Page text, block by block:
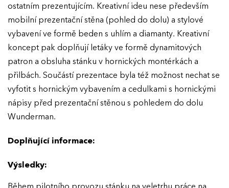
ostatním prezentujícím. Kreativní ideu nese především
mobilní prezentační stěna (pohled do dolu) a stylové
vybavení ve formě beden s uhlím a diamanty. Kreativní
koncept pak doplňují letáky ve formě dynamitových
patron a obsluha stánku v hornických montérkách a
přilbách. Součástí prezentace byla též možnost nechat se
vyfotit s hornickým vybavením a cedulkami s hornickými
nápisy před prezentační stěnou s pohledem do dolu
Wunderman.
Doplňující informace:
Výsledky: